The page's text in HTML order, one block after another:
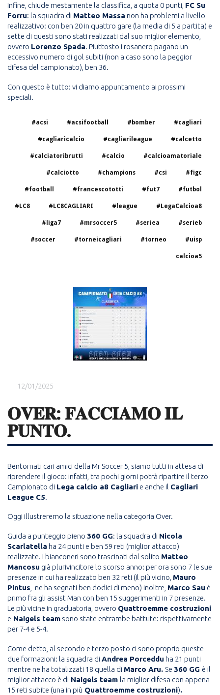
Infine, chiude mestamente la classifica, a quota 0 punti, FC Su
Forru: la squadra di Matteo Massa non ha problemi a livello
realizzativo: con ben 20 in quattro gare (la media di 5 a partita) e
sette di questi sono stati realizzati dal suo miglior elemento,
ovvero Lorenzo Spada. Piuttosto i rosanero pagano un
eccessivo numero di gol subiti (non a caso sono la peggior
difesa del campionato), ben 36.
Con questo è tutto: vi diamo appuntamento ai prossimi
speciali.
#acsi #acsifootball #bomber #cagliari
#cagliaricalcio #cagliarileague #calcetto
#calciatoribrutti #calcio #calcioamatoriale
#calciotto #champions #csi #figc
#football #francescototti #fut7 #futbol
#LC8 #LC8CAGLIARI #league #LegaCalcioa8
#liga7 #mrsoccer5 #seriea #serieb
#soccer #torneicagliari #torneo #uisp
calcioa5
12/01/2025
𝐎𝐕𝐄𝐑: 𝐅𝐀𝐂𝐂𝐈𝐀𝐌𝐎 𝐈𝐋
𝐏𝐔𝐍𝐓𝐎.
Bentornati cari amici della Mr Soccer 5, siamo tutti in attesa di
riprendere il gioco: infatti, tra pochi giorni potrà ripartire il terzo
Campionato di Lega calcio a8 Cagliari e anche il Cagliari
League C5.
Oggi illustreremo la situazione nella categoria Over.
Guida a punteggio pieno 360 GG: la squadra di Nicola
Scarlatella ha 24 punti e ben 59 reti (miglior attacco)
realizzate. I bianconeri sono trascinati dal solito Matteo
Mancosu già plurivincitore lo scorso anno: per ora sono 7 le sue
presenze in cui ha realizzato ben 32 reti (il più vicino, Mauro
Pintus , ne ha segnati ben dodici di meno) inoltre, Marco Sau è
primo fra gli assist Man con ben 15 suggerimenti in 7 presenze.
Le più vicine in graduatoria, ovvero Quattroemme costruzioni
e Naigels team sono state entrambe battute: rispettivamente
per 7-4 e 5-4.
Come detto, al secondo e terzo posto ci sono proprio queste
due formazioni: la squadra di Andrea Porceddu ha 21 punti
mentre ne ha totalizzati 18 quella di Marco Aru. Se 360 GG è il
miglior attacco è di Naigels team la miglior difesa con appena
15 reti subite (una in più Quattroemme costruzioni).